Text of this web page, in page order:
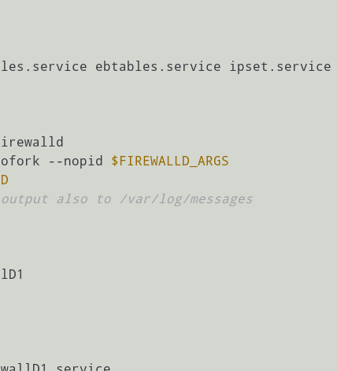
ebtables.service ipset.service
--nopid $FIREWALLD_ARGS
also to /var/log/messages